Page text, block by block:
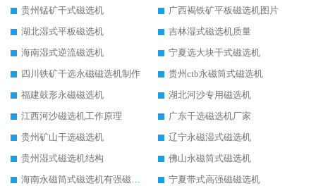
贵州锰矿干式磁选机
广西褐铁矿平板磁选机图片
湖北湿式平板磁选机
吉林湿式磁选机质量
海南湿式逆流磁选机
宁夏选大块干式磁选机
四川铁矿干选永磁磁选机制作
贵州ctb永磁筒式磁选机
福建鼓形永磁磁选机
湖北河沙专用磁选机
江西河沙磁选机工作原理
广东干选磁选机厂家
贵州矿山干选磁选机
辽宁永磁湿式磁选机
贵州湿式磁选机结构
佛山永磁筒式磁选机
海南永磁筒式磁选机有强磁的吗
宁夏带式高强磁磁选机